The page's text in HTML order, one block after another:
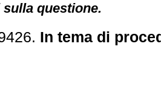
questione.
In tema di